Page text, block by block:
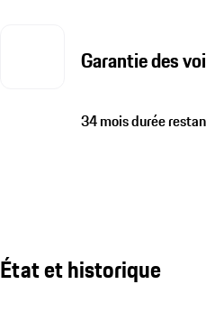
Garantie des
34 mois durée
État et historique